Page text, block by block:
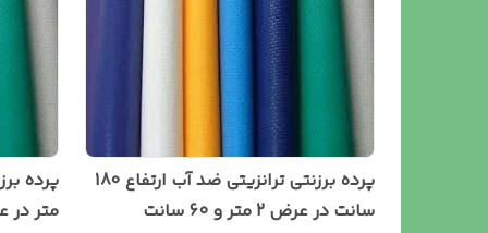
پرده برزنتی ترانزیتی ضد آب ارتفاع 180
سانت در عرض 2 متر و 60 سانت
متر در عرض